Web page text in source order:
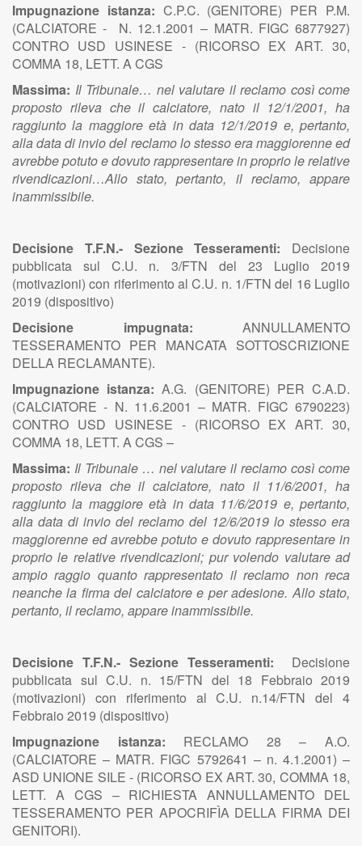
Impugnazione istanza: C.P.C. (GENITORE) PER P.M.
(CALCIATORE - N. 12.1.2001 – MATR. FIGC 6877927)
CONTRO USD USINESE - (RICORSO EX ART. 30,
COMMA 18, LETT. A CGS
Massima: Il Tribunale… nel valutare il reclamo così come
proposto rileva che il calciatore, nato il 12/1/2001, ha
raggiunto la maggiore età in data 12/1/2019 e, pertanto,
alla data di invio del reclamo lo stesso era maggiorenne ed
avrebbe potuto e dovuto rappresentare in proprio le relative
rivendicazioni…Allo stato, pertanto, il reclamo, appare
inammissibile.
Decisione T.F.N.- Sezione Tesseramenti: Decisione
pubblicata sul C.U. n. 3/FTN del 23 Luglio 2019
(motivazioni) con riferimento al C.U. n. 1/FTN del 16 Luglio
2019 (dispositivo)
Decisione impugnata: ANNULLAMENTO
TESSERAMENTO PER MANCATA SOTTOSCRIZIONE
DELLA RECLAMANTE).
Impugnazione istanza:A.G. (GENITORE) PER C.A.D.
(CALCIATORE - N. 11.6.2001 – MATR. FIGC 6790223)
CONTRO USD USINESE - (RICORSO EX ART. 30,
COMMA 18, LETT. A CGS –
Massima: Il Tribunale … nel valutare il reclamo così come
proposto rileva che il calciatore, nato il 11/6/2001, ha
raggiunto la maggiore età in data 11/6/2019 e, pertanto,
alla data di invio del reclamo del 12/6/2019 lo stesso era
maggiorenne ed avrebbe potuto e dovuto rappresentare in
proprio le relative rivendicazioni; pur volendo valutare ad
ampio raggio quanto rappresentato il reclamo non reca
neanche la firma del calciatore e per adesione. Allo stato,
pertanto, il reclamo, appare inammissibile.
Decisione T.F.N.- Sezione Tesseramenti: Decisione
pubblicata sul C.U. n. 15/FTN del 18 Febbraio 2019
(motivazioni) con riferimento al C.U. n.14/FTN del 4
Febbraio 2019 (dispositivo)
Impugnazione istanza: RECLAMO 28 – A.O.
(CALCIATORE – MATR. FIGC 5792641 – n. 4.1.2001) –
ASD UNIONE SILE - (RICORSO EX ART. 30, COMMA 18,
LETT. A CGS – RICHIESTA ANNULLAMENTO DEL
TESSERAMENTO PER APOCRIFÌA DELLA FIRMA DEI
GENITORI).